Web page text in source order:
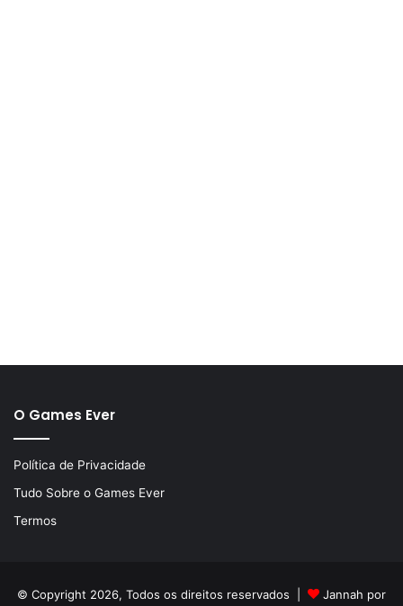
O Games Ever
Política de Privacidade
Tudo Sobre o Games Ever
Termos
© Copyright 2026, Todos os direitos reservados | Jannah por